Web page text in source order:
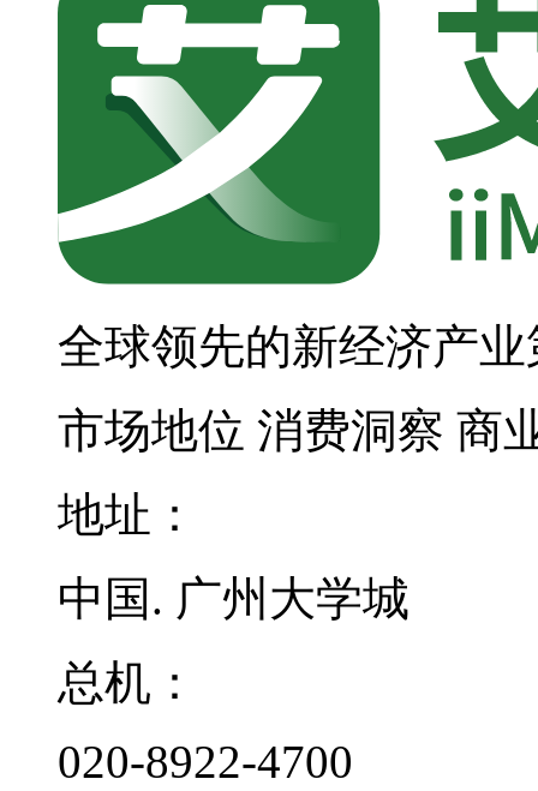
全球领先的新经济产
市场地位 消费洞察 商
地址：
中国. 广州大学城
总机：
020-8922-4700